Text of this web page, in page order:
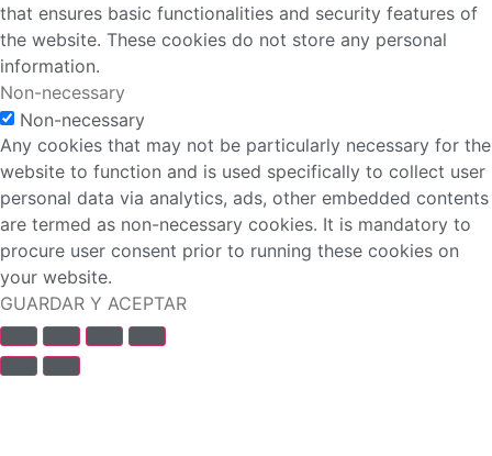
that ensures basic functionalities and security features of
the website. These cookies do not store any personal
information.
Non-necessary
Non-necessary
Any cookies that may not be particularly necessary for the
website to function and is used specifically to collect user
personal data via analytics, ads, other embedded contents
are termed as non-necessary cookies. It is mandatory to
procure user consent prior to running these cookies on
your website.
GUARDAR Y ACEPTAR